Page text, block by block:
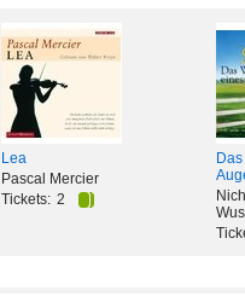
Lea
Pascal Mercier
Tickets: 2